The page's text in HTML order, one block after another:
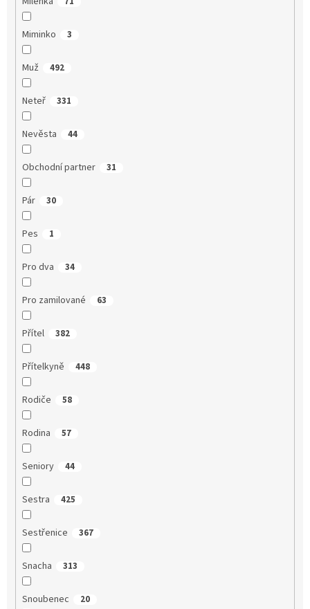
Miminko 3
Muž 492
Neteř 331
Nevěsta 44
Obchodní partner 31
Pár 30
Pes 1
Pro dva 34
Pro zamilované 63
Přítel 382
Přítelkyně 448
Rodiče 58
Rodina 57
Seniory 44
Sestra 425
Sestřenice 367
Snacha 313
Snoubenec 20